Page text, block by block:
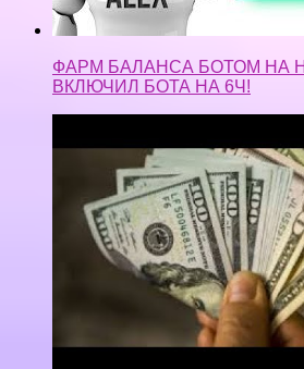
#Как #торговать #на #бирже
#лаиткоин .